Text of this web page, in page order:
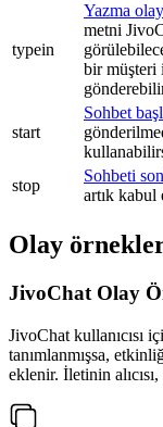
typein
Yazma
metni
bir müşteri
start
Sohbet
stop
Sohbeti
artık
Olay
JivoChat Olay
JivoChat kullanıcısı
tanımlanmışsa,
eklenir. İletinin alıcısı,